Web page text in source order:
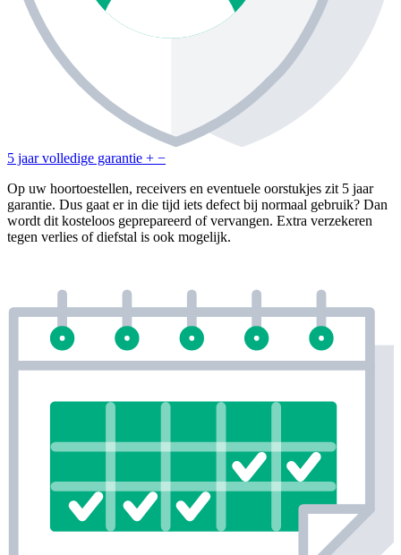
5 jaar volledige garantie + −
Op uw hoortoestellen, receivers en eventuele oorstukjes zit 5 jaar
garantie. Dus gaat er in die tijd iets defect bij normaal gebruik? Dan
wordt dit kosteloos geprepareerd of vervangen. Extra verzekeren
tegen verlies of diefstal is ook mogelijk.